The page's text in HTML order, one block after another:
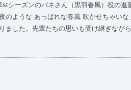
シーズンのバネさん（黒羽春風）役の
夜のような あっぱれな春風 吹かせちゃい
ました。先輩たちの思いも受け継ぎなが